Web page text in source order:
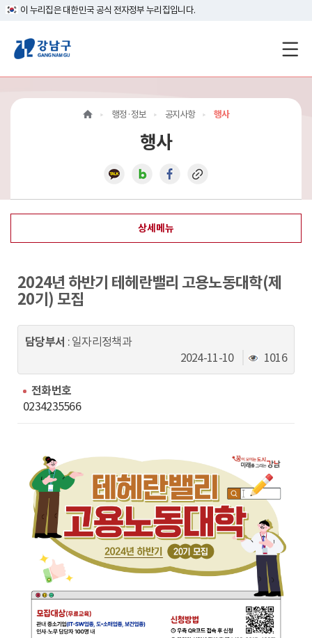
이 누리집은 대한민국 공식 전자정부 누리집입니다.
강
남
구
지
메
인
이
동
행정·정보 공지사항 행사
행사
상세메뉴
2024년 하반기 테헤란밸리 고용노동대학(제
20기) 모집
담당부서 : 일자리정책과
2024-11-10
조
회
1016
전화번호
0234235566